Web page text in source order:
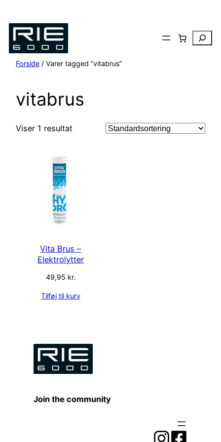
til
indhold
Search
Forside / Varer tagged “vitabrus”
vitabrus
Viser 1 resultat
Vita Brus –
Elektrolytter
49,95 kr.
Tilføj til kurv
Join the community